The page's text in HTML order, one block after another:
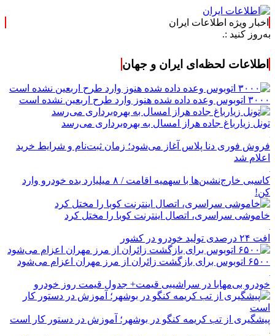
اخبار ویژه اطلاعات ایران
:.
اطلاعات لحظه‌ای ایران و جهان
۳۰۰۰ اتوبوس وعده داده شده هنوز وارد طرح اربعین نشده است
تونل زیارباغ جاده هراز امسال به بهره‌برداری می‌رسد
فروش فوری دنا پلاس آغاز می‌شود؛ زمان ثبت‌نام و شرایط خرید
اعلام شد
کاسبی خارج‌نشین‌ها با سهمیه اقامت / ۸ میلیارد بده خودرو وارد
کن!
خاموشی سراسری، اتصال اینترنت کوبا را مختل کرد
افت ۲۴ درصدی تولید خودرو در کشور
۶۵۰۰ اتوبوس برای بازگشت زائران از مرز مهران اعزام می‌شود
خودرو بی‌مهابا در سراشیبی قیمت+ جدول قیمت روز خودرو
پیشگیری از تب کریمه کنگو در بوشهر؛ آموزش در دستور کار است